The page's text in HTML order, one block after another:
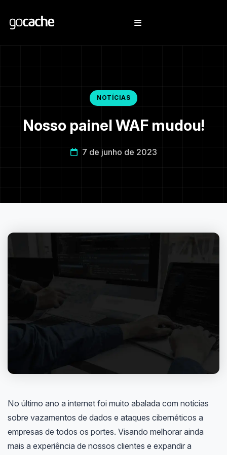
NOTÍCIAS
Nosso painel WAF mudou!
7 de junho de 2023
No último ano a internet foi muito abalada com notícias
sobre vazamentos de dados e ataques cibernéticos a
empresas de todos os portes. Visando melhorar ainda
mais a experiência de nossos clientes e expandir a